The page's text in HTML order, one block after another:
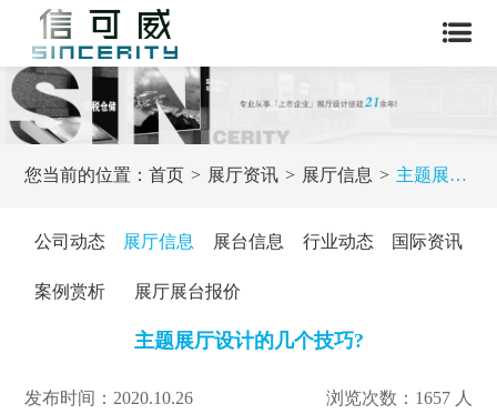
您当前的位置：首页 展厅资讯 展厅信息 主题展厅设计的几个技巧?
公司动态 展厅信息 展台信息 行业动态 国际资讯
案例赏析 展厅展台报价
主题展厅设计的几个技巧?
发布时间：2020.10.26 浏览次数：1657 人